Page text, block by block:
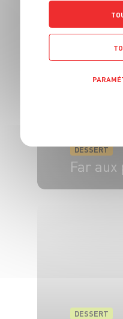
6 pers.
DESSERT
Far aux
DESSERT